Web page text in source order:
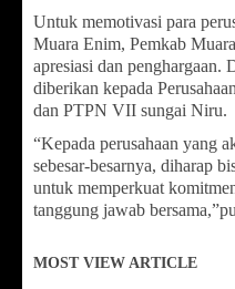
Untuk memotivasi para
Muara Enim, Pemkab
apresiasi dan penghargaan.
diberikan kepada
dan PTPN VII sungai Niru.
“Kepada perusahaan yang
sebesar-besarnya, diharap
untuk memperkuat
tanggung jawab
MOST VIEW ARTICLE